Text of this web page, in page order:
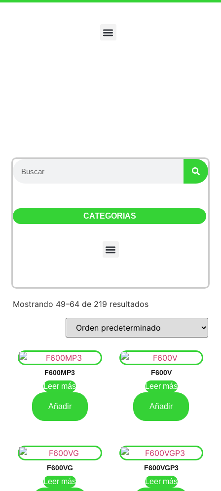
CATEGORIAS
Mostrando 49–64 de 219 resultados
F600MP3
Leer más
Añadir
F600V
Leer más
Añadir
F600VG
Leer más
F600VGP3
Leer más